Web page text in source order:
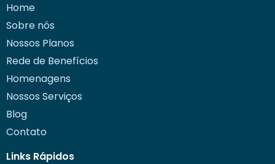
Home
Sobre nós
Nossos Planos
Rede de Benefícios
Homenagens
Nossos Serviços
Blog
Contato
Links Rápidos